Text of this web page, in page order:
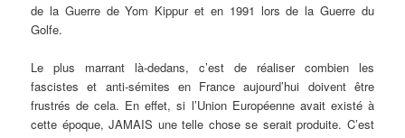
de la Guerre de Yom Kippur et en 1991 lors de la Guerre du
Golfe.
Le plus marrant là-dedans, c’est de réaliser combien les
fascistes et anti-sémites en France aujourd’hui doivent être
frustrés de cela. En effet, si l’Union Européenne avait existé à
cette époque, JAMAIS une telle chose se serait produite. C’est